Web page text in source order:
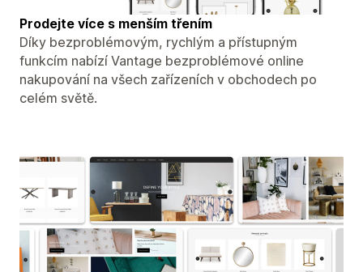
Prodejte více s menším třením
Díky bezproblémovým, rychlým a přístupným
funkcím nabízí Vantage bezproblémové online
nakupování na všech zařízeních v obchodech po
celém světě.